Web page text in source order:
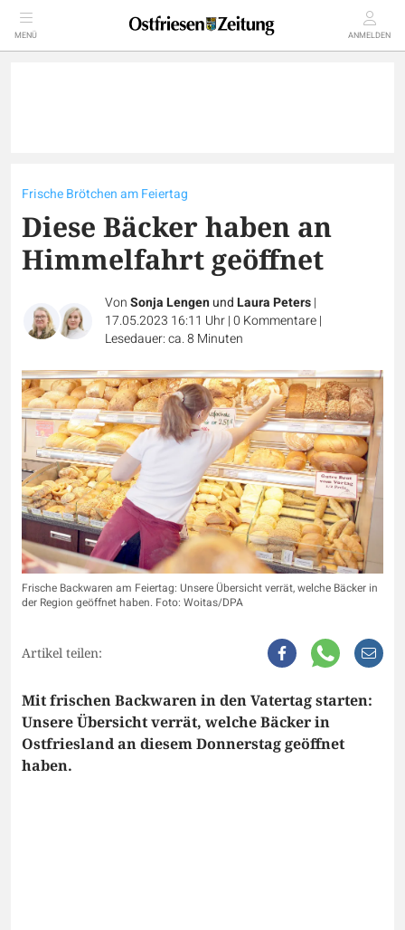
MENÜ ANMELDEN
Frische Brötchen am Feiertag
Diese Bäcker haben an
Himmelfahrt geöffnet
VonSonja LengenundLaura Peters|
17.05.2023 16:11 Uhr|0 Kommentare|
Lesedauer: ca. 8 Minuten
Frische Backwaren am Feiertag: Unsere Übersicht verrät, welche Bäcker in
der Region geöffnet haben. Foto: Woitas/DPA
Artikel teilen:
Mit frischen Backwaren in den Vatertag starten:
Unsere Übersicht verrät, welche Bäcker in
Ostfriesland an diesem Donnerstag geöffnet
haben.